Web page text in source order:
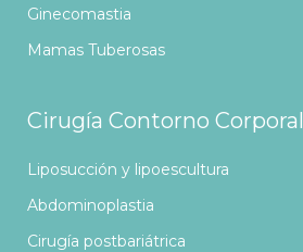
Ginecomastia
Mamas Tuberosas
Cirugía Contorno Corporal
Liposucción y lipoescultura
Abdominoplastia
Cirugía postbariátrica